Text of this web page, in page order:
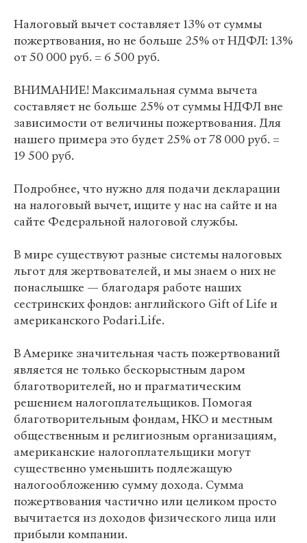
Налоговый вычет составляет 13% от суммы
пожертвования, но не больше 25% от НДФЛ: 13%
от 50 000 руб. = 6 500 руб.
ВНИМАНИЕ! Максимальная сумма вычета
составляет не больше 25% от суммы НДФЛ вне
зависимости от величины пожертвования. Для
нашего примера это будет 25% от 78 000 руб. =
19 500 руб.
Подробнее, что нужно для подачи декларации
на налоговый вычет, ищите у нас на сайте и на
сайте Федеральной налоговой службы.
В мире существуют разные системы налоговых
льгот для жертвователей, и мы знаем о них не
понаслышке — благодаря работе наших
сестринских фондов: английского Gift of Life и
американского Podari.Life.
В Америке значительная часть пожертвований
является не только бескорыстным даром
благотворителей, но и прагматическим
решением налогоплательщиков. Помогая
благотворительным фондам, НКО и местным
общественным и религиозным организациям,
американские налогоплательщики могут
существенно уменьшить подлежащую
налогообложению сумму дохода. Сумма
пожертвования частично или целиком просто
вычитается из доходов физического лица или
прибыли компании.